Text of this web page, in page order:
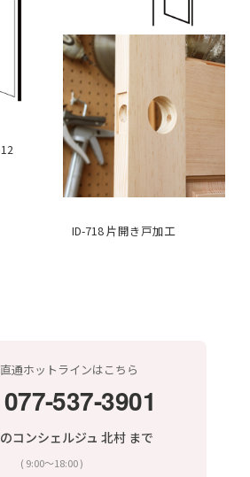
ID-718 片開き戸加工
通ホットラインはこちら
077-537-3901
コンシェルジュ 北村 まで
( 9:00〜18:00 )